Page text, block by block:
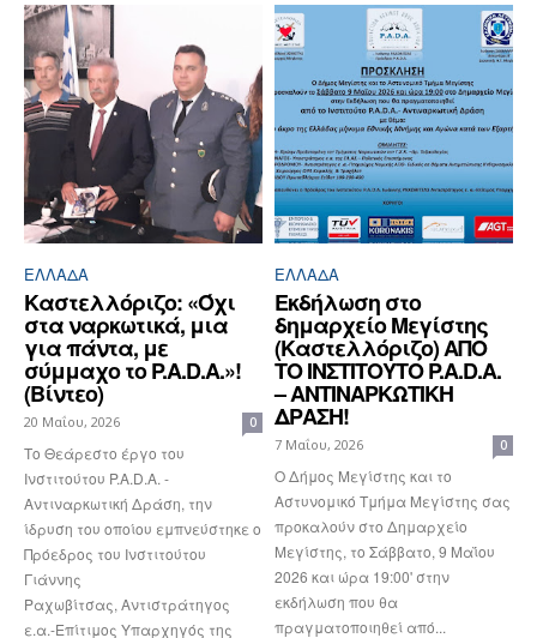
ΕΛΛΆΔΑ
Καστελλόριζο: «Όχι
στα ναρκωτικά, μια
για πάντα, με
σύμμαχο το P.A.D.A.»!
(Βίντεο)
20 Μαΐου, 2026 0
Το Θεάρεστο έργο του
Iνστιτούτου P.A.D.A. -
Αντιναρκωτική Δράση, την
ίδρυση του οποίου εμπνεύστηκε ο
Πρόεδρος του Ινστιτούτου
Γιάννης
Ραχωβίτσας, Αντιστράτηγος
ε.α.-Επίτιμος Υπαρχηγός της
ΕΛΛΆΔΑ
Εκδήλωση στο
δημαρχείο Μεγίστης
(Καστελλόριζο) ΑΠΟ
ΤΟ ΙΝΣΤΙΤΟΥΤΟ P.A.D.A.
– ΑΝΤΙΝΑΡΚΩΤΙΚΗ
ΔΡΑΣΗ!
7 Μαΐου, 2026 0
Ο Δήμος Μεγίστης και το
Αστυνομικό Τμήμα Μεγίστης σας
προκαλούν στο Δημαρχείο
Μεγίστης, το Σάββατο, 9 Μαΐου
2026 και ώρα 19:00' στην
εκδήλωση που θα
πραγματοποιηθεί από...